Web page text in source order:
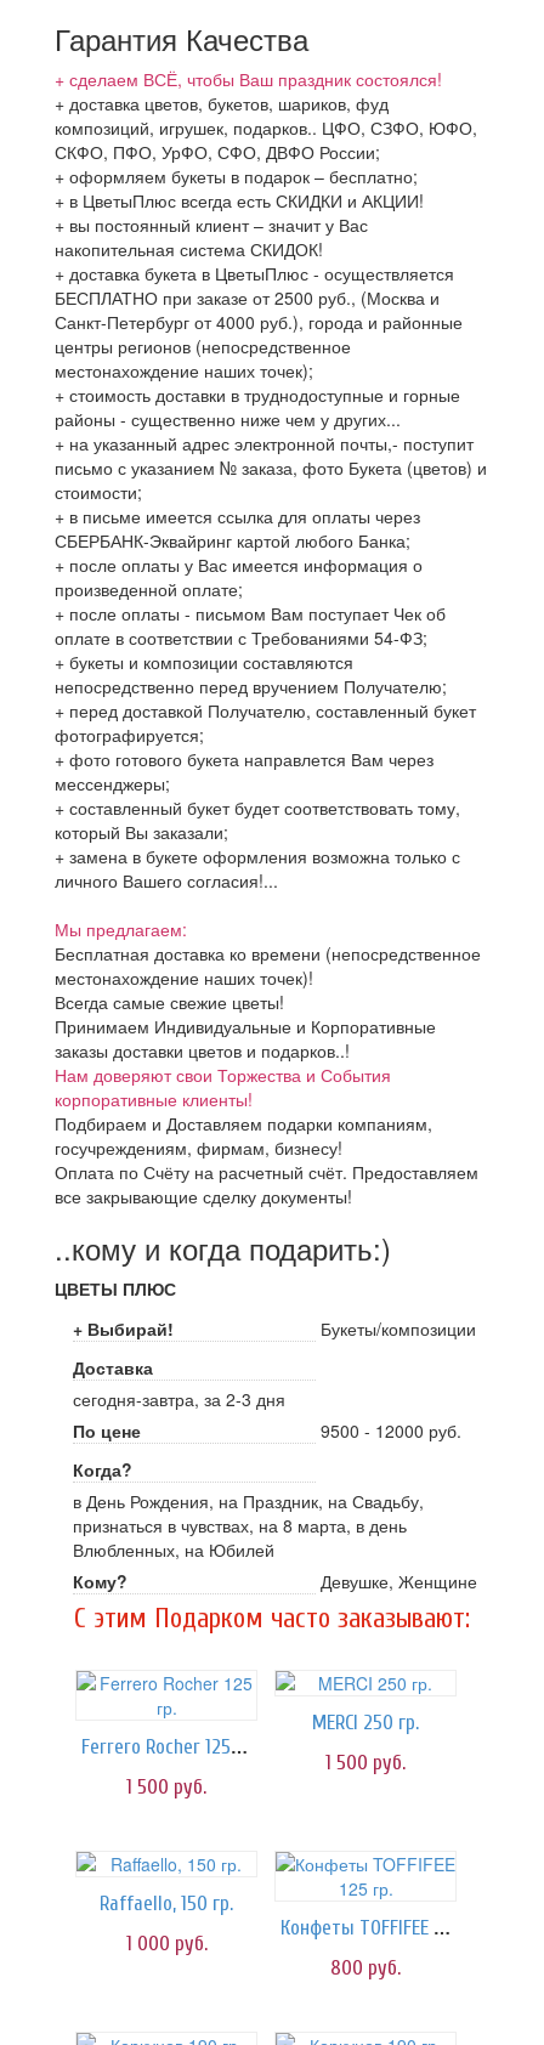
Гарантия Качества
+ сделаем ВСЁ, чтобы Ваш праздник состоялся!
+ доставка цветов, букетов, шариков, фуд
композиций, игрушек, подарков.. ЦФО, СЗФО, ЮФО,
СКФО, ПФО, УрФО, СФО, ДВФО России;
+ оформляем букеты в подарок – бесплатно;
+ в ЦветыПлюс всегда есть СКИДКИ и АКЦИИ!
+ вы постоянный клиент – значит у Вас
накопительная система СКИДОК!
+ доставка букета в ЦветыПлюс - осуществляется
БЕСПЛАТНО при заказе от 2500 руб., (Москва и
Санкт-Петербург от 4000 руб.), города и районные
центры регионов (непосредственное
местонахождение наших точек);
+ стоимость доставки в труднодоступные и горные
районы - существенно ниже чем у других...
+ на указанный адрес электронной почты,- поступит
письмо с указанием № заказа, фото Букета (цветов) и
стоимости;
+ в письме имеется ссылка для оплаты через
СБЕРБАНК-Эквайринг картой любого Банка;
+ после оплаты у Вас имеется информация о
произведенной оплате;
+ после оплаты - письмом Вам поступает Чек об
оплате в соответствии с Требованиями 54-ФЗ;
+ букеты и композиции составляются
непосредственно перед вручением Получателю;
+ перед доставкой Получателю, составленный букет
фотографируется;
+ фото готового букета направлется Вам через
мессенджеры;
+ составленный букет будет соответствовать тому,
который Вы заказали;
+ замена в букете оформления возможна только с
личного Вашего согласия!...
Мы предлагаем:
Бесплатная доставка ко времени (непосредственное
местонахождение наших точек)!
Всегда самые свежие цветы!
Принимаем Индивидуальные и Корпоративные
заказы доставки цветов и подарков..!
Нам доверяют свои Торжества и События
корпоративные клиенты!
Подбираем и Доставляем подарки компаниям,
госучреждениям, фирмам, бизнесу!
Оплата по Счёту на расчетный счёт. Предоставляем
все закрывающие сделку документы!
..кому и когда подарить:)
ЦВЕТЫ ПЛЮС
+ Выбирай!
Букеты/композиции
Доставка
сегодня-завтра, за 2-3 дня
По цене
9500 - 12000 руб.
Когда?
в День Рождения, на Праздник, на Свадьбу,
признаться в чувствах, на 8 марта, в день
Влюбленных, на Юбилей
Кому?
Девушке, Женщине
C этим Подарком часто заказывают:
Ferrero Rocher 125 гр.
1 500 руб.
MERCI 250 гр.
1 500 руб.
Raffaello, 150 гр.
1 000 руб.
Конфеты TOFFIFEE 125 гр.
800 руб.